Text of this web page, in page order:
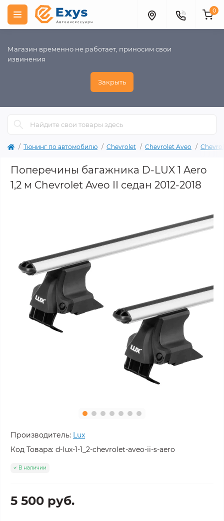
Магазин временно не работает, приносим свои
извинения
Закрыть
0
Тюнинг по автомобилю Chevrolet Chevrolet Aveo
Поперечины багажника D-LUX 1 Aero
1,2 м Chevrolet Aveo II седан 2012-2018
Производитель: Lux
Код Товара: d-lux-1-1_2-chevrolet-aveo-ii-s-aero
В наличии
5 500 руб.